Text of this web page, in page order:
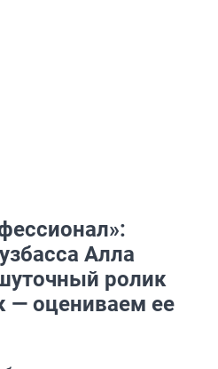
Алла
ролик
— оцениваем ее